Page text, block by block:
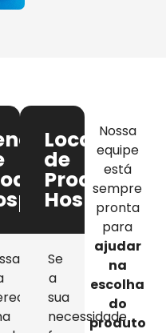
Locação
de
Produtos
Se
a
sua
necessidade
Nossa
equipe
está
sempre
pronta
para
ajudar
na
escolha
do
produto